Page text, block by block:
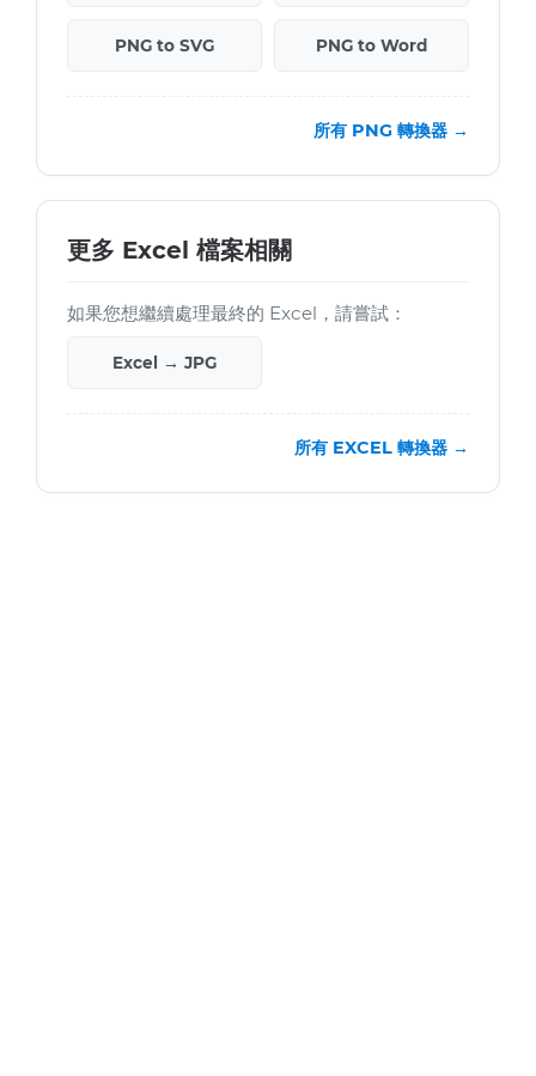
PNG to SVG PNG to Word
所有 PNG 轉換器 →
更多 Excel 檔案相關
如果您想繼續處理最終的 Excel，請嘗試：
Excel → JPG
所有 EXCEL 轉換器 →